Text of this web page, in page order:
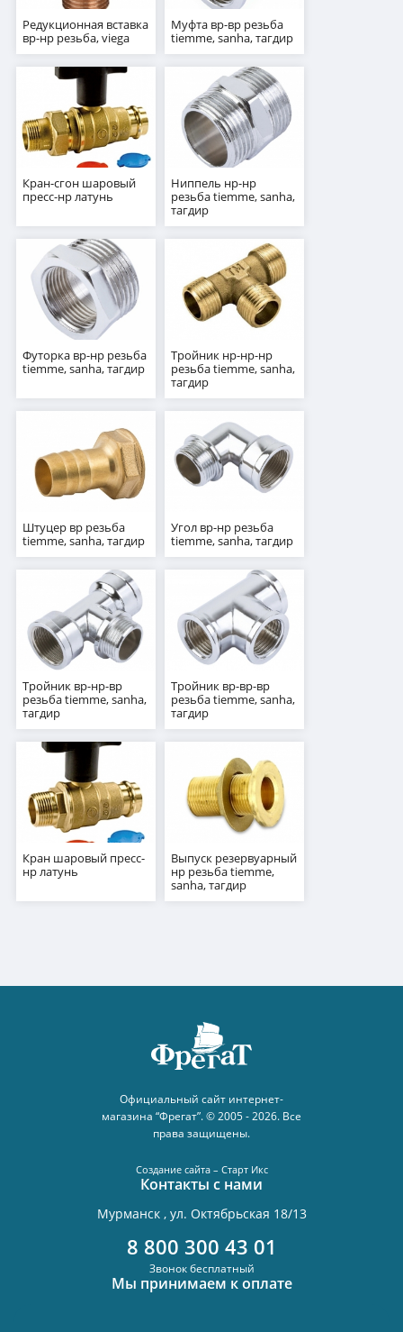
Редукционная вставка
вр-нр резьба, viega
Муфта вр-вр резьба
tiemme, sanha, тагдир
Кран-сгон шаровый
пресс-нр латунь
Ниппель нр-нр
резьба tiemme, sanha,
тагдир
Футорка вр-нр резьба
tiemme, sanha, тагдир
Тройник нр-нр-нр
резьба tiemme, sanha,
тагдир
Штуцер вр резьба
tiemme, sanha, тагдир
Угол вр-нр резьба
tiemme, sanha, тагдир
Тройник вр-нр-вр
резьба tiemme, sanha,
тагдир
Тройник вр-вр-вр
резьба tiemme, sanha,
тагдир
Кран шаровый пресс-
нр латунь
Выпуск резервуарный
нр резьба tiemme,
sanha, тагдир
Официальный сайт интернет-
магазина “Фрегат”. © 2005 - 2026. Все
права защищены.
Создание сайта – Старт Икс
Контакты с нами
Мурманск , ул. Октябрьская 18/13
8 800 300 43 01
Звонок бесплатный
Мы принимаем к оплате